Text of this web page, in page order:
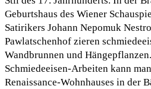
Geburtshaus des Wiener
Satirikers Johann Nepomuk
Pawlatschenhof zieren
Wandbrunnen und
Schmiedeeisen-Arbeiten kann
Renaissance-Wohnhauses in der